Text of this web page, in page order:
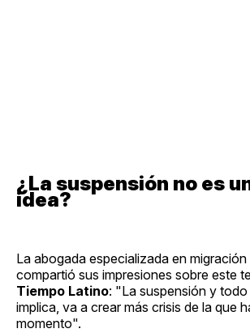
¿La suspensión no es
idea?
La abogada especializada en
compartió sus impresiones sobre este
Tiempo Latino: "La suspensión y
implica, va a crear más crisis de la que
momento".